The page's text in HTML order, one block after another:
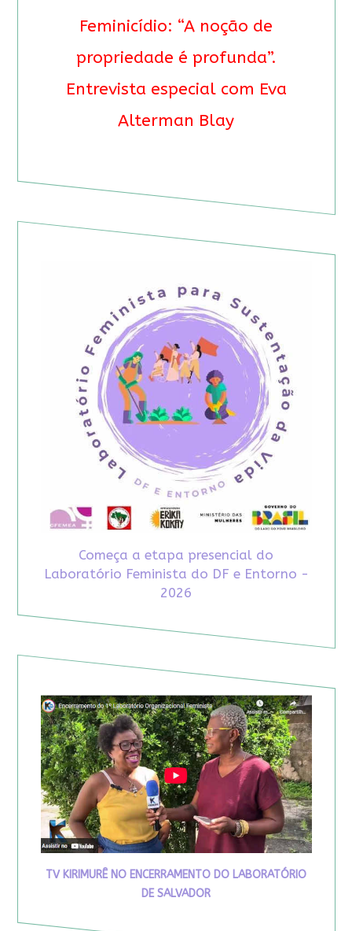
Feminicídio: “A noção de
propriedade é profunda”.
Entrevista especial com Eva
Alterman Blay
Começa a etapa presencial do
Laboratório Feminista do DF e Entorno -
2026
TV KIRIMURÊ NO ENCERRAMENTO DO LABORATÓRIO
DE SALVADOR